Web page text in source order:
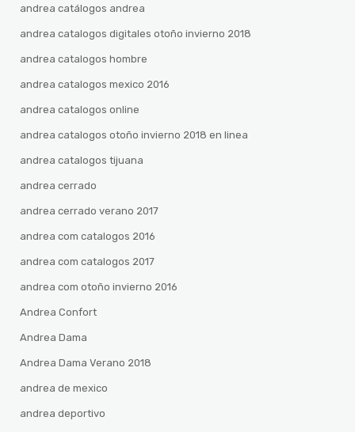
andrea catálogos andrea
andrea catalogos digitales otoño invierno 2018
andrea catalogos hombre
andrea catalogos mexico 2016
andrea catalogos online
andrea catalogos otoño invierno 2018 en linea
andrea catalogos tijuana
andrea cerrado
andrea cerrado verano 2017
andrea com catalogos 2016
andrea com catalogos 2017
andrea com otoño invierno 2016
Andrea Confort
Andrea Dama
Andrea Dama Verano 2018
andrea de mexico
andrea deportivo